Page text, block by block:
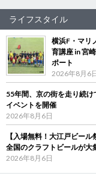
ライフスタイル
横浜F・マリ
育講座 in 宮
ポート
2026年8月6
55年間、京の街を走り続
イベントを開催
2026年8月6日
【入場無料！大江戸ビー
全国のクラフトビールが大
2026年8月6日